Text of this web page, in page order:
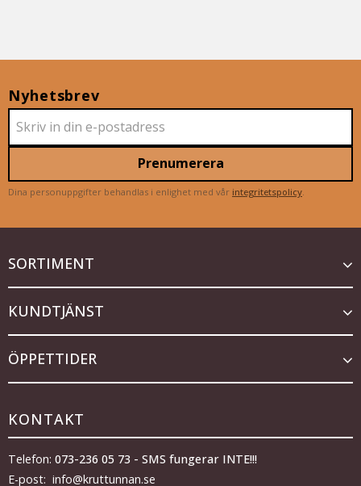
Nyhetsbrev
Prenumerera
Dina personuppgifter behandlas i enlighet med vår integritetspolicy
SORTIMENT
KUNDTJÄNST
ÖPPETTIDER
KONTAKT
Telefon: 073-236 05 73 - SMS fungerar INTE!!!
E-post: info@kruttunnan.se